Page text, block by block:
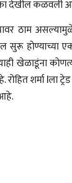
देखील कळवली
ठाम
सुरू होण्याच्या
खेळाडूंना
शर्मा lला